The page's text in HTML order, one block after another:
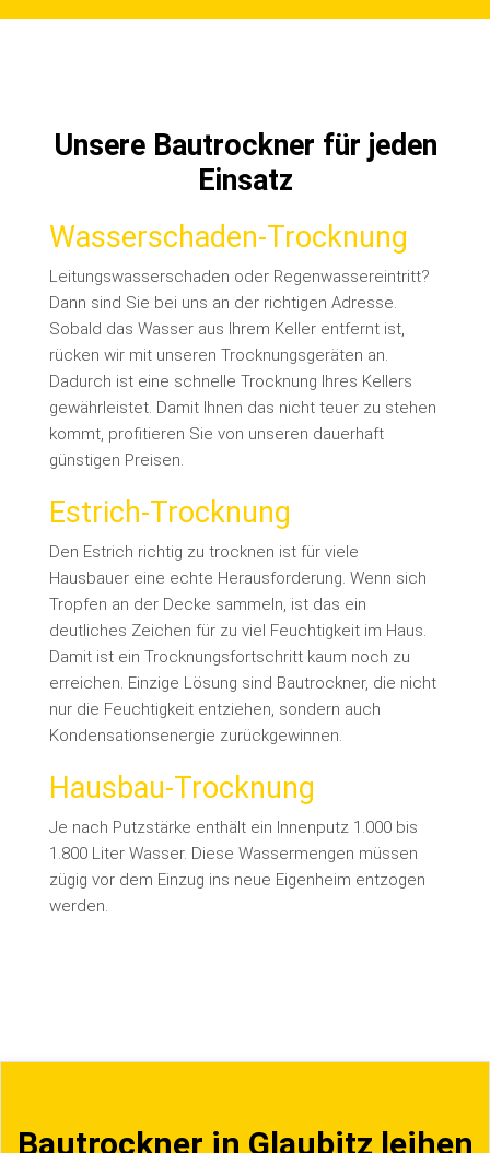
Unsere Bautrockner für jeden
Einsatz
Wasserschaden-Trocknung
Leitungswasserschaden oder Regenwassereintritt?
Dann sind Sie bei uns an der richtigen Adresse.
Sobald das Wasser aus Ihrem Keller entfernt ist,
rücken wir mit unseren Trocknungsgeräten an.
Dadurch ist eine schnelle Trocknung Ihres Kellers
gewährleistet. Damit Ihnen das nicht teuer zu stehen
kommt, profitieren Sie von unseren dauerhaft
günstigen Preisen.
Estrich-Trocknung
Den Estrich richtig zu trocknen ist für viele
Hausbauer eine echte Herausforderung. Wenn sich
Tropfen an der Decke sammeln, ist das ein
deutliches Zeichen für zu viel Feuchtigkeit im Haus.
Damit ist ein Trocknungsfortschritt kaum noch zu
erreichen. Einzige Lösung sind Bautrockner, die nicht
nur die Feuchtigkeit entziehen, sondern auch
Kondensationsenergie zurückgewinnen.
Hausbau-Trocknung
Je nach Putzstärke enthält ein Innenputz 1.000 bis
1.800 Liter Wasser. Diese Wassermengen müssen
zügig vor dem Einzug ins neue Eigenheim entzogen
werden.
Bautrockner in Glaubitz leihen